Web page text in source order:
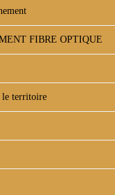
FIBRE OPTIQUE
le territoire